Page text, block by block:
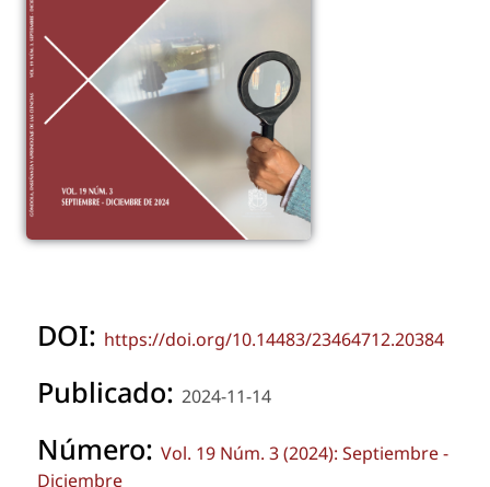
DOI: https://doi.org/10.14483/23464712.20384
Publicado: 2024-11-14
Número: Vol. 19 Núm. 3 (2024): Septiembre -
Diciembre